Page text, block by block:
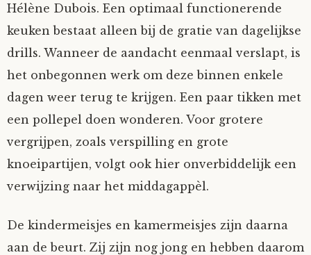
Hélène Dubois. Een optimaal functionerende
keuken bestaat alleen bij de gratie van dagelijkse
drills. Wanneer de aandacht eenmaal verslapt, is
het onbegonnen werk om deze binnen enkele
dagen weer terug te krijgen. Een paar tikken met
een pollepel doen wonderen. Voor grotere
vergrijpen, zoals verspilling en grote
knoeipartijen, volgt ook hier onverbiddelijk een
verwijzing naar het middagappèl.
De kindermeisjes en kamermeisjes zijn daarna
aan de beurt. Zij zijn nog jong en hebben daarom